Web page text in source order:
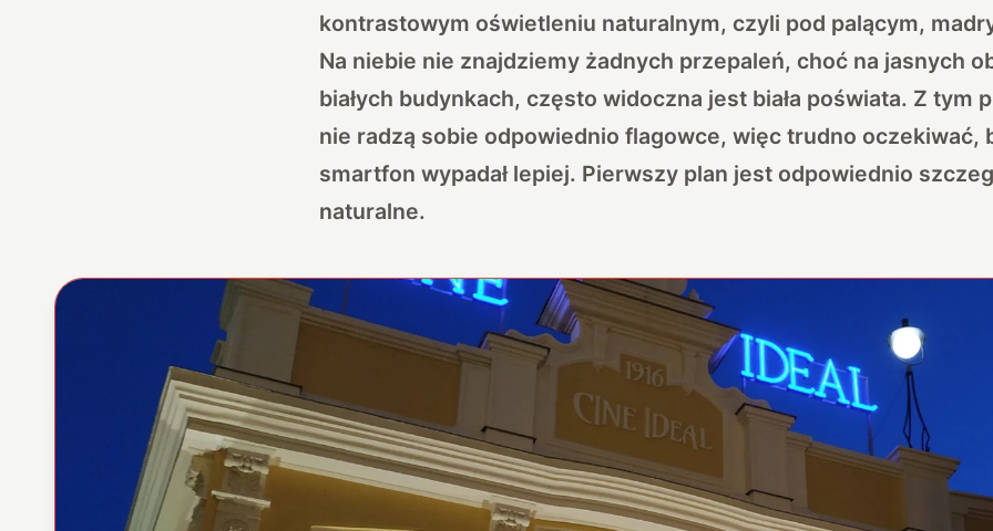
kontrastowym oświetleniu naturalnym, czyli pod palącym,
Na niebie nie znajdziemy żadnych przepaleń, choć na jasnych
białych budynkach, często widoczna jest biała poświata. Z tym
nie radzą sobie odpowiednio flagowce, więc trudno oczekiwać,
smartfon wypadał lepiej. Pierwszy plan jest odpowiednio
naturalne.